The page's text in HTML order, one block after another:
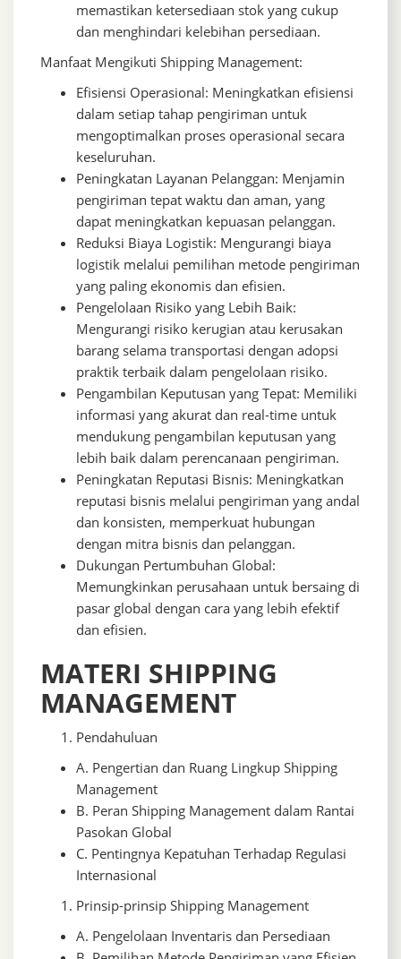
memastikan ketersediaan stok yang cukup
dan menghindari kelebihan persediaan.
Manfaat Mengikuti Shipping Management:
Efisiensi Operasional: Meningkatkan efisiensi
dalam setiap tahap pengiriman untuk
mengoptimalkan proses operasional secara
keseluruhan.
Peningkatan Layanan Pelanggan: Menjamin
pengiriman tepat waktu dan aman, yang
dapat meningkatkan kepuasan pelanggan.
Reduksi Biaya Logistik: Mengurangi biaya
logistik melalui pemilihan metode pengiriman
yang paling ekonomis dan efisien.
Pengelolaan Risiko yang Lebih Baik:
Mengurangi risiko kerugian atau kerusakan
barang selama transportasi dengan adopsi
praktik terbaik dalam pengelolaan risiko.
Pengambilan Keputusan yang Tepat: Memiliki
informasi yang akurat dan real-time untuk
mendukung pengambilan keputusan yang
lebih baik dalam perencanaan pengiriman.
Peningkatan Reputasi Bisnis: Meningkatkan
reputasi bisnis melalui pengiriman yang andal
dan konsisten, memperkuat hubungan
dengan mitra bisnis dan pelanggan.
Dukungan Pertumbuhan Global:
Memungkinkan perusahaan untuk bersaing di
pasar global dengan cara yang lebih efektif
dan efisien.
MATERI SHIPPING
MANAGEMENT
Pendahuluan
A. Pengertian dan Ruang Lingkup Shipping
Management
B. Peran Shipping Management dalam Rantai
Pasokan Global
C. Pentingnya Kepatuhan Terhadap Regulasi
Internasional
Prinsip-prinsip Shipping Management
A. Pengelolaan Inventaris dan Persediaan